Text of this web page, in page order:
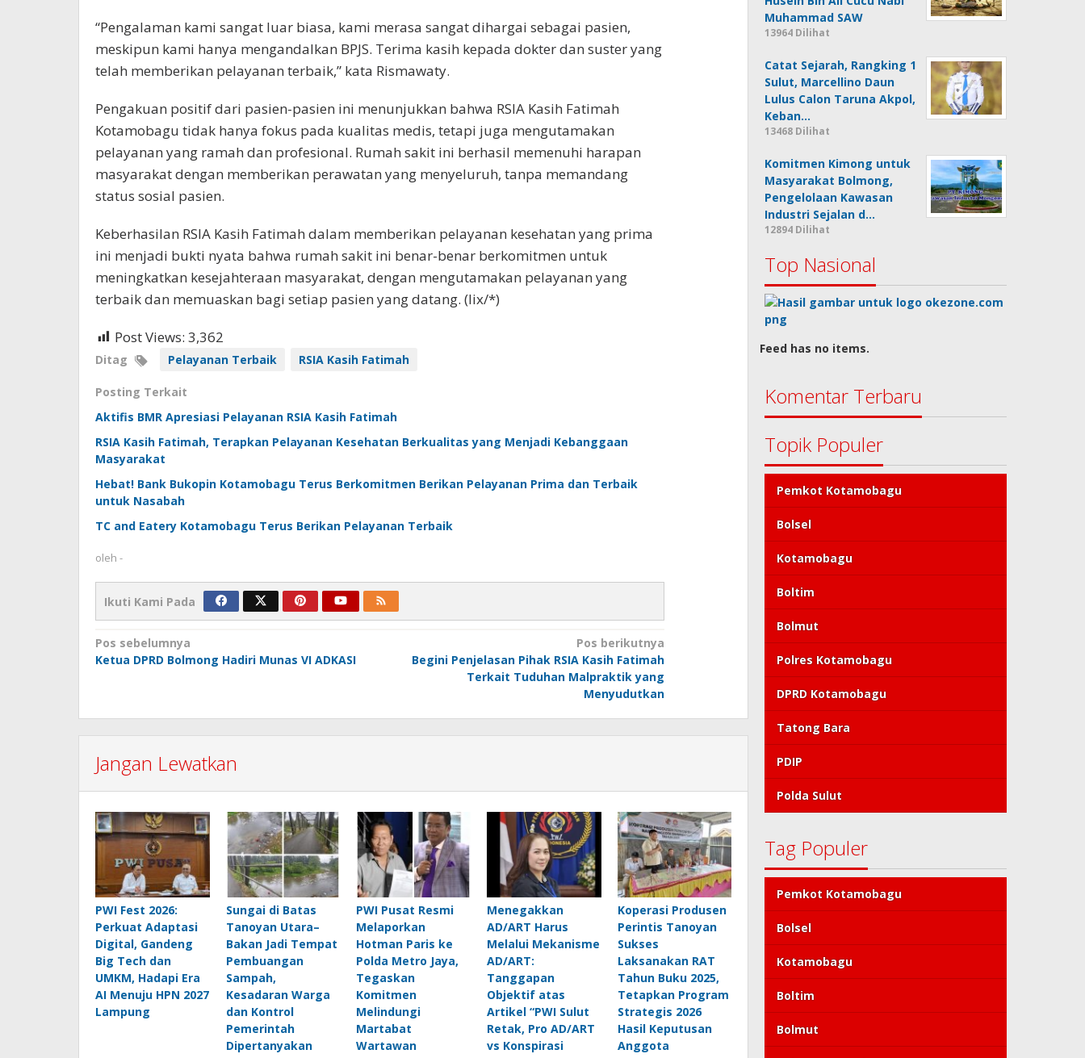
“Pengalaman kami sangat luar biasa, kami merasa sangat dihargai sebagai pasien,
meskipun kami hanya mengandalkan BPJS. Terima kasih kepada dokter dan suster yang
telah memberikan pelayanan terbaik,” kata Rismawaty.
Pengakuan positif dari pasien-pasien ini menunjukkan bahwa RSIA Kasih Fatimah
Kotamobagu tidak hanya fokus pada kualitas medis, tetapi juga mengutamakan
pelayanan yang ramah dan profesional. Rumah sakit ini berhasil memenuhi harapan
masyarakat dengan memberikan perawatan yang menyeluruh, tanpa memandang
status sosial pasien.
Keberhasilan RSIA Kasih Fatimah dalam memberikan pelayanan kesehatan yang prima
ini menjadi bukti nyata bahwa rumah sakit ini benar-benar berkomitmen untuk
meningkatkan kesejahteraan masyarakat, dengan mengutamakan pelayanan yang
terbaik dan memuaskan bagi setiap pasien yang datang. (lix/*)
Post Views: 3,362
Ditag Pelayanan Terbaik RSIA Kasih Fatimah
Posting Terkait
Aktifis BMR Apresiasi Pelayanan RSIA Kasih Fatimah
RSIA Kasih Fatimah, Terapkan Pelayanan Kesehatan Berkualitas yang Menjadi Kebanggaan
Masyarakat
Hebat! Bank Bukopin Kotamobagu Terus Berkomitmen Berikan Pelayanan Prima dan Terbaik
untuk Nasabah
TC and Eatery Kotamobagu Terus Berikan Pelayanan Terbaik
oleh -
Ikuti Kami Pada
Navigasi
pos
Pos sebelumnya
Ketua DPRD Bolmong Hadiri Munas VI ADKASI
Pos berikutnya
Begini Penjelasan Pihak RSIA Kasih Fatimah
Terkait Tuduhan Malpraktik yang
Menyudutkan
Jangan Lewatkan
PWI Fest 2026:
Perkuat Adaptasi
Digital, Gandeng
Big Tech dan
UMKM, Hadapi Era
AI Menuju HPN 2027
Lampung
Sungai di Batas
Tanoyan Utara–
Bakan Jadi Tempat
Pembuangan
Sampah,
Kesadaran Warga
dan Kontrol
Pemerintah
Dipertanyakan
PWI Pusat Resmi
Melaporkan
Hotman Paris ke
Polda Metro Jaya,
Tegaskan
Komitmen
Melindungi
Martabat
Wartawan
Menegakkan
AD/ART Harus
Melalui Mekanisme
AD/ART:
Tanggapan
Objektif atas
Artikel “PWI Sulut
Retak, Pro AD/ART
vs Konspirasi
Koperasi Produsen
Perintis Tanoyan
Sukses
Laksanakan RAT
Tahun Buku 2025,
Tetapkan Program
Strategis 2026
Hasil Keputusan
Anggota
Muhammad SAW
13964 Dilihat
Catat Sejarah, Rangking 1
Sulut, Marcellino Daun
Lulus Calon Taruna Akpol,
Keban…
13468 Dilihat
Komitmen Kimong untuk
Masyarakat Bolmong,
Pengelolaan Kawasan
Industri Sejalan d…
12894 Dilihat
Top Nasional
Feed has no items.
Komentar Terbaru
Topik Populer
Pemkot Kotamobagu
Bolsel
Kotamobagu
Boltim
Bolmut
Polres Kotamobagu
DPRD Kotamobagu
Tatong Bara
PDIP
Polda Sulut
Tag Populer
Pemkot Kotamobagu
Bolsel
Kotamobagu
Boltim
Bolmut